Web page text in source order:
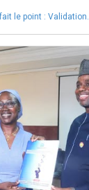
le point : Validation...